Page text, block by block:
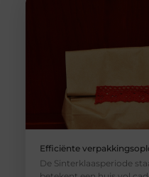
Efficiënte
De Sinterklaasperiode